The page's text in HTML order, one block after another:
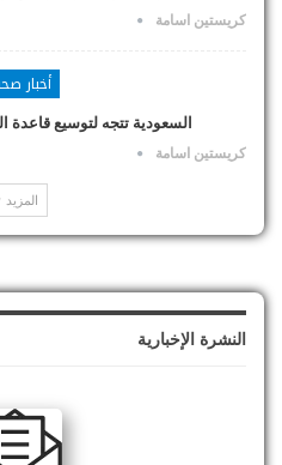
كريستين اسامة
أخبار
السعودية تتجه لتوسيع قاعدة
كريستين اسامة
المزيد
النشرة الإخبارية